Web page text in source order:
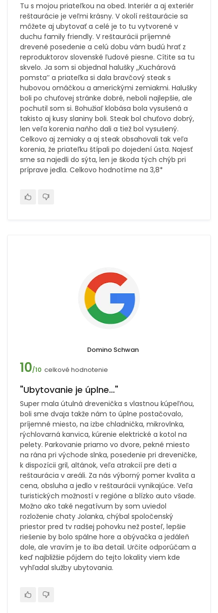
Tu s mojou priateľkou na obed. Interiér a aj exteriér
reštaurácie je veľmi krásny. V okolí reštaurácie sa
môžete aj ubytovať a celé je to tu vytvorené v
duchu family friendly. V reštaurácii príjemné
drevené posedenie a celú dobu vám budú hrať z
reproduktorov slovenské ľudové piesne. Cítite sa tu
skvelo. Ja som si objednal halušky ,,Kuchárová
pomsta’’ a priateľka si dala bravčový steak s
hubovou omáčkou a americkými zemiakmi. Halušky
boli po chuťovej stránke dobré, neboli najlepšie, ale
pochutil som si. Bohužiaľ klobása bola vysušená a
takisto aj kusy slaniny boli. Steak bol chuťovo dobrý,
len veľa korenia naňho dali a tiež bol vysušený.
Celkovo aj zemiaky a aj steak obsahovali tak veľa
korenia, že priateľku štípali po dojedení ústa. Najesť
sme sa najedli do sýta, len je škoda tých chýb pri
príprave jedla. Celkovo hodnotíme na 3,8*
Domino Schwan
10/10 celkové hodnotenie
"Ubytovanie je úplne..."
Super mala útulná drevenička s vlastnou kúpeľňou,
boli sme dvaja takže nám to úplne postačovalo,
príjemné miesto, na izbe chladnička, mikrovlnka,
rýchlovarná kanvica, kúrenie elektrické a kotol na
pelety. Parkovanie priamo vo dvore, pekné miesto
na rána pri východe slnka, posedenie pri dreveničke,
k dispozícii gril, altánok, veľa atrakcií pre deti a
reštaurácia v areáli. Za nás výborný pomer kvalita a
cena, obsluha a jedlo v reštaurácii vynikajúce. Veľa
turistických možností v regióne a blízko auto všade.
Možno ako také negatívum by som uviedol
rozloženie chaty Jolanka, chýbal spoločenský
priestor pred tv radšej pohovku než posteľ, lepšie
riešenie by bolo spálne hore a obývačka a jedáleň
dole, ale vravím je to iba detail. Určite odporúčam a
keď najbližšie pôjdem do tejto lokality viem kde
vyhľadal služby ubytovania.